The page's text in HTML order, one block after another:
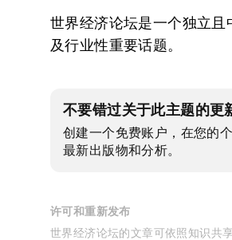
世界经济论坛是一个独立
及行业性重要话题。
不要错过关于此主题的更
创建一个免费账户，在您的
最新出版物和分析。
许可和重新发布
世界经济论坛的文章可依照知识共